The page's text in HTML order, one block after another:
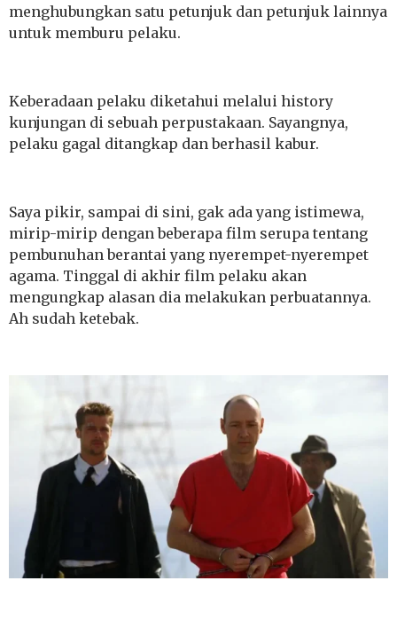
menghubungkan satu petunjuk dan petunjuk lainnya
untuk memburu pelaku.
Keberadaan pelaku diketahui melalui history
kunjungan di sebuah perpustakaan. Sayangnya,
pelaku gagal ditangkap dan berhasil kabur.
Saya pikir, sampai di sini, gak ada yang istimewa,
mirip-mirip dengan beberapa film serupa tentang
pembunuhan berantai yang nyerempet-nyerempet
agama. Tinggal di akhir film pelaku akan
mengungkap alasan dia melakukan perbuatannya.
Ah sudah ketebak.